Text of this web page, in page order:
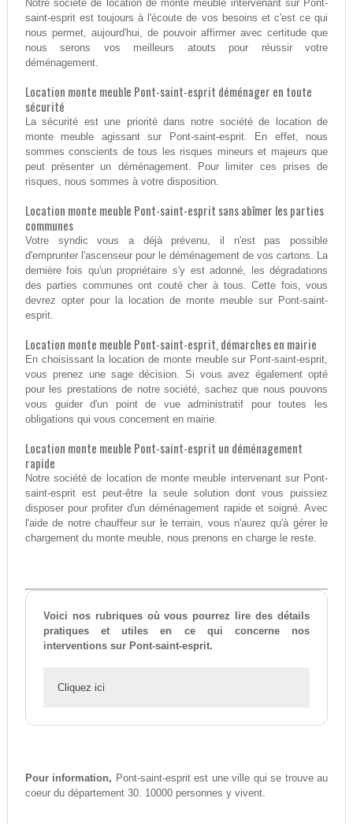
Notre société de location de monte meuble intervenant sur Pont-
saint-esprit est toujours à l'écoute de vos besoins et c'est ce qui
nous permet, aujourd'hui, de pouvoir affirmer avec certitude que
nous serons vos meilleurs atouts pour réussir votre
déménagement.
Location monte meuble Pont-saint-esprit déménager en toute
sécurité
La sécurité est une priorité dans notre société de location de
monte meuble agissant sur Pont-saint-esprit. En effet, nous
sommes conscients de tous les risques mineurs et majeurs que
peut présenter un déménagement. Pour limiter ces prises de
risques, nous sommes à votre disposition.
Location monte meuble Pont-saint-esprit sans abîmer les parties
communes
Votre syndic vous a déjà prévenu, il n'est pas possible
d'emprunter l'ascenseur pour le déménagement de vos cartons. La
dernière fois qu'un propriétaire s'y est adonné, les dégradations
des parties communes ont couté cher à tous. Cette fois, vous
devrez opter pour la location de monte meuble sur Pont-saint-
esprit.
Location monte meuble Pont-saint-esprit, démarches en mairie
En choisissant la location de monte meuble sur Pont-saint-esprit,
vous prenez une sage décision. Si vous avez également opté
pour les prestations de notre société, sachez que nous pouvons
vous guider d'un point de vue administratif pour toutes les
obligations qui vous concernent en mairie.
Location monte meuble Pont-saint-esprit un déménagement
rapide
Notre société de location de monte meuble intervenant sur Pont-
saint-esprit est peut-être la seule solution dont vous puissiez
disposer pour profiter d'un déménagement rapide et soigné. Avec
l'aide de notre chauffeur sur le terrain, vous n'aurez qu'à gérer le
chargement du monte meuble, nous prenons en charge le reste.
Voici nos rubriques où vous pourrez lire des détails
pratiques et utiles en ce qui concerne nos
interventions sur Pont-saint-esprit.
Cliquez ici
Pour information, Pont-saint-esprit est une ville qui se trouve au
coeur du département 30. 10000 personnes y vivent.